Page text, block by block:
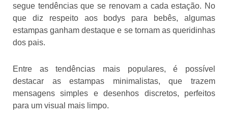
segue tendências que se renovam a cada estação. No
que diz respeito aos bodys para bebês, algumas
estampas ganham destaque e se tornam as queridinhas
dos pais.
Entre as tendências mais populares, é possível
destacar as estampas minimalistas, que trazem
mensagens simples e desenhos discretos, perfeitos
para um visual mais limpo.